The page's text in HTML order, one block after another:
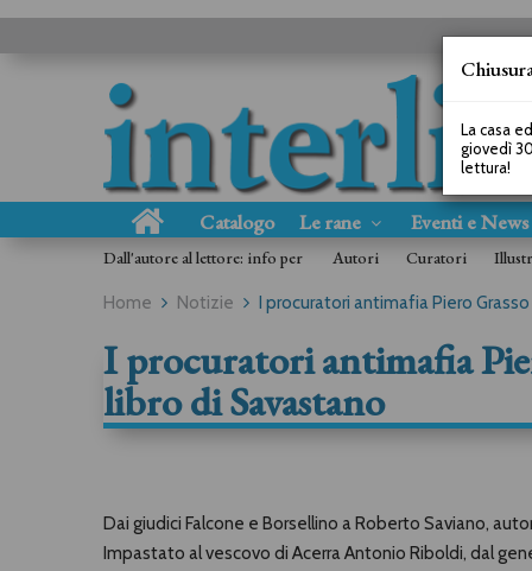
Catalogo Le rane Eventi e News
Dall'autore al lettore: info per Autori Curatori
Home Notizie I procuratori antimafia Piero
I procuratori antimafia
libro di Savastano
Dai giudici Falcone e Borsellino a Roberto Saviano,
Impastato al vescovo di Acerra Antonio Riboldi, dal
La casa
giovedì
lettura!